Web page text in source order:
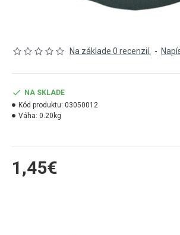
Na základe 0 recenzií. -
1,45€
NA SKLADE
Kód produktu: 03050012
Váha: 0.20kg